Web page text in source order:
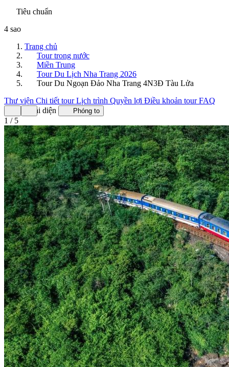
Tiêu chuẩn
4 sao
Trang chủ
Tour trong nước
Miền Trung
Tour Du Lịch Nha Trang 2026
Tour Du Ngoạn Đảo Nha Trang 4N3Đ Tàu Lửa
Thư viện Chi tiết tourLịch trình Quyền lợi Điều khoản tourFAQ
Ảnh đại diện
Phóng to
1 / 5